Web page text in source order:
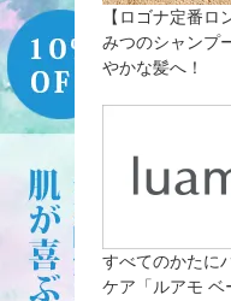
【ロゴナ定番
みつのシャンプ
やかな髪へ！
すべてのかたに
ケア「ルアモ ベ